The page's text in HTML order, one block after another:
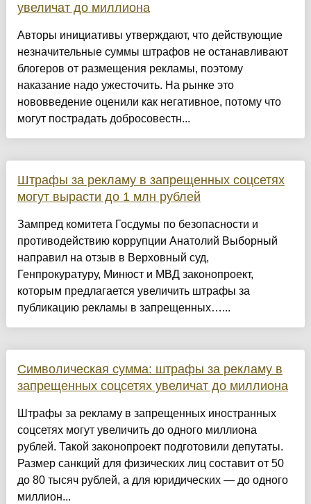
увеличат до миллиона
Авторы инициативы утверждают, что действующие
незначительные суммы штрафов не останавливают
блогеров от размещения рекламы, поэтому
наказание надо ужесточить. На рынке это
нововведение оценили как негативное, потому что
могут пострадать добросовестн...
Штрафы за рекламу в запрещенных соцсетях
могут вырасти до 1 млн рублей
Зампред комитета Госдумы по безопасности и
противодействию коррупции Анатолий Выборный
направил на отзыв в Верховный суд,
Генпрокуратуру, Минюст и МВД законопроект,
которым предлагается увеличить штрафы за
публикацию рекламы в запрещенных…...
Символическая сумма: штрафы за рекламу в
запрещенных соцсетях увеличат до миллиона
Штрафы за рекламу в запрещенных иностранных
соцсетях могут увеличить до одного миллиона
рублей. Такой законопроект подготовили депутаты.
Размер санкций для физических лиц составит от 50
до 80 тысяч рублей, а для юридических — до одного
миллион...